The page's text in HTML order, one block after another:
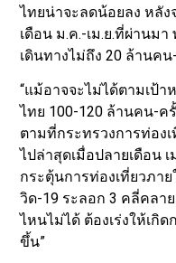
ไทยน่าจะลดน้อยลง หลัง
เดือน ม.ค.-เม.ย.ที่ผ่านม
เดินทางไม่ถึง 20 ล้านคน
“แม้อาจจะไม่ได้ตามเป้
ไทย 100-120 ล้านคน-ค
ตามที่กระทรวงการท่อง
ไปล่าสุดเมื่อปลายเดือน
กระตุ้นการท่องเที่ยวภา
วิด-19 ระลอก 3 คลี่คลา
ไหนไม่ได้ ต้องเร่งให้เกิ
ขึ้น”